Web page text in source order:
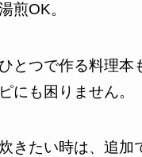
煎OK。
とつで作る料理本
にも困りません。
きたい時は、追加